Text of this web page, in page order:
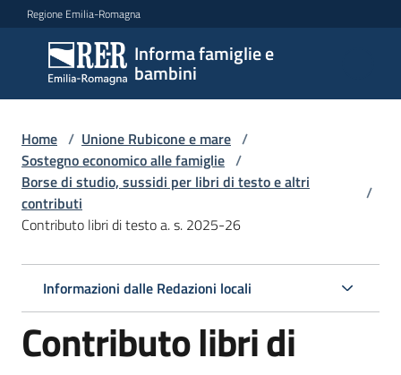
Vai al contenuto
Vai alla navigazione
Vai al footer
Regione Emilia-Romagna
Informa famiglie e
bambini
Informa
famiglie
e
bambini
Argomenti
Servizi
Centri
per
Home / Unione Rubicone e mare /
Sostegno economico alle famiglie /
Borse di studio, sussidi per libri di testo e altri
contributi
/
Contributo libri di testo a. s. 2025-26
Informazioni dalle Redazioni locali
Contributo libri di